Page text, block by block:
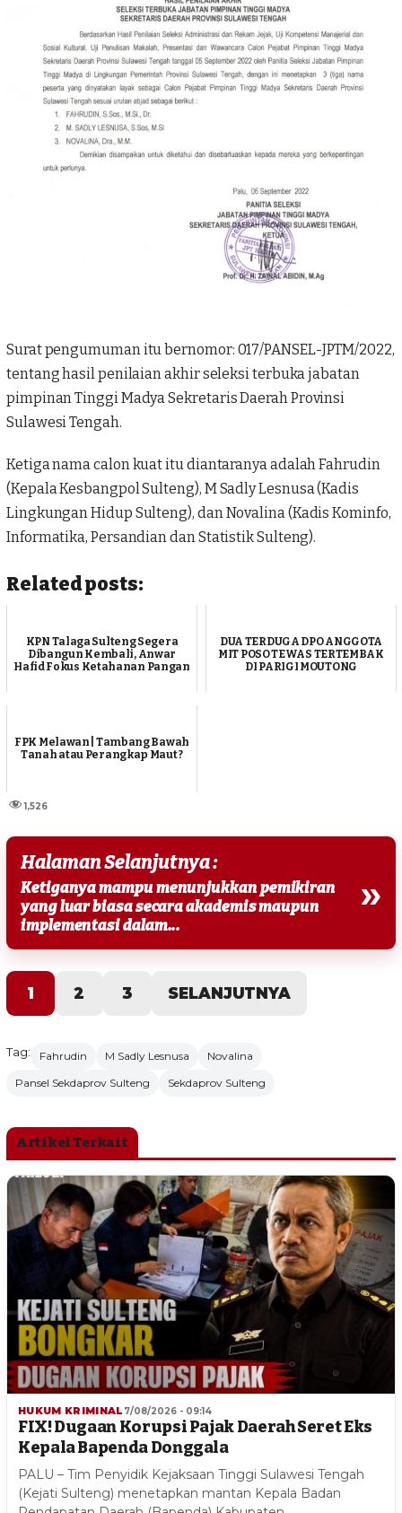
Surat pengumuman itu bernomor: 017/PANSEL-JPTM/2022,
tentang hasil penilaian akhir seleksi terbuka jabatan
pimpinan Tinggi Madya Sekretaris Daerah Provinsi
Sulawesi Tengah.
Ketiga nama calon kuat itu diantaranya adalah Fahrudin
(Kepala Kesbangpol Sulteng), M Sadly Lesnusa (Kadis
Lingkungan Hidup Sulteng), dan Novalina (Kadis Kominfo,
Informatika, Persandian dan Statistik Sulteng).
Related posts:
KPN Talaga Sulteng Segera
Dibangun Kembali, Anwar
Hafid Fokus Ketahanan Pangan
DUA TERDUGA DPO ANGGOTA
MIT POSO TEWAS TERTEMBAK
DI PARIGI MOUTONG
FPK Melawan | Tambang Bawah
Tanah atau Perangkap Maut ?
1,526
Halaman Selanjutnya :
Ketiganya mampu menunjukkan pemikiran
yang luar biasa secara akademis maupun
implementasi dalam...
»
1 2 3 SELANJUTNYA
Tag: Fahrudin M Sadly Lesnusa
Novalina
Pansel Sekdaprov Sulteng
Sekdaprov Sulteng
Artikel Terkait
HUKUM KRIMINAL 7/08/2026 - 09:14
FIX! Dugaan Korupsi Pajak Daerah Seret Eks
Kepala Bapenda Donggala
PALU – Tim Penyidik Kejaksaan Tinggi Sulawesi Tengah
(Kejati Sulteng) menetapkan mantan Kepala Badan